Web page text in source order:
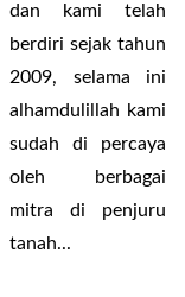
dan kami telah
berdiri sejak tahun
2009, selama ini
alhamdulillah kami
sudah di percaya
oleh berbagai
mitra di penjuru
tanah...